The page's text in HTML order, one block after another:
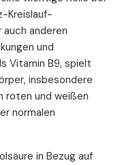
Kreislauf-
anderen
und
Vitamin B9, spielt
insbesondere
roten und weißen
normalen
in Bezug auf